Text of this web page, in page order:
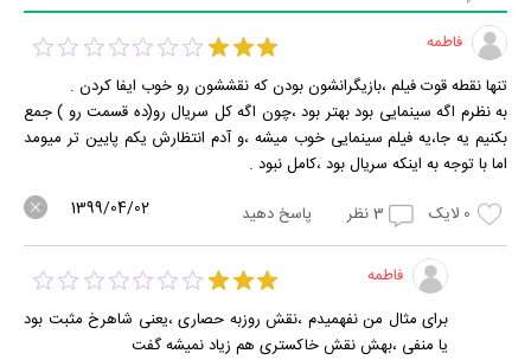
فاطمه
تنها نقطه قوت فیلم ،بازیگرانشون بودن که نقششون رو خوب ایفا کردن .
به نظرم اگه سینمایی بود بهتر بود ،چون اگه کل سریال رو(ده قسمت رو ) جمع
بکنیم یه جا،یه فیلم سینمایی خوب میشه ،و آدم انتظارش یکم پایین تر میومد
اما با توجه به اینکه سریال بود ،کامل نبود .
0 لایک 3نظر پاسخ دهید 1399/04/02
فاطمه
برای مثال من نفهمیدم ،نقش روزبه حصاری ،یعنی شاهرخ مثبت بود
یا منفی ،بهش نقش خاکستری هم زیاد نمیشه گفت